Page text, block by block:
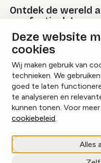
Deze website
cookies
Wij maken gebruik van
technieken. We
goed te laten
te analyseren en
kunnen tonen. Voor
cookiebeleid.
Alles
Ontdek de wereld
van festivals!
Lees onze
InstagramFacebookLinkedIn
Cookies beheren
Privacy policy